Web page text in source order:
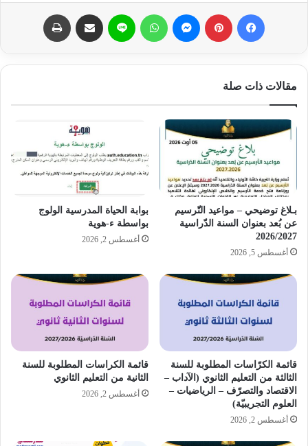
مقالات ذات صلة
بـلاغ توضيحي – مواعيد التّرسيم
عن بُعد بعنوان السنة الدّراسية
2026/2027
أغسطس 5, 2026
بوابة الحياة المدرسية الولوج
بواسطة ء-هوية
أغسطس 2, 2026
قائمة الكرّاسات المطلوبة للسنة
الثالثة من التعليم الثانوي (الآداب –
الاقتصاد والتصرّف – الرياضيات –
العلوم التجريبيّة)
أغسطس 2, 2026
قائمة الكراسات المطلوبة للسنة
الثانية من التعليم الثانوي
أغسطس 2, 2026